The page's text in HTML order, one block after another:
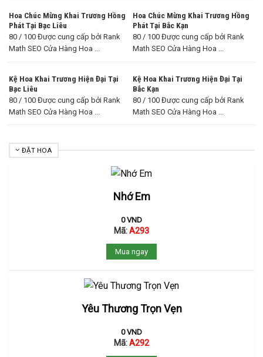
Hoa Chúc Mừng Khai Trương Hồng
Phát Tại Bạc Liêu
80 / 100 Được cung cấp bởi Rank
Math SEO Cửa Hàng Hoa ...
Hoa Chúc Mừng Khai Trương Hồng
Phát Tại Bắc Kạn
80 / 100 Được cung cấp bởi Rank
Math SEO Cửa Hàng Hoa ...
Kệ Hoa Khai Trương Hiện Đại Tại
Bạc Liêu
80 / 100 Được cung cấp bởi Rank
Math SEO Cửa Hàng Hoa ...
Kệ Hoa Khai Trương Hiện Đại Tại
Bắc Kạn
80 / 100 Được cung cấp bởi Rank
Math SEO Cửa Hàng Hoa ...
ĐẶT HOA
Nhớ Em
0VND
Mã:A293
Mua ngay
Yêu Thương Trọn Vẹn
0VND
Mã:A292